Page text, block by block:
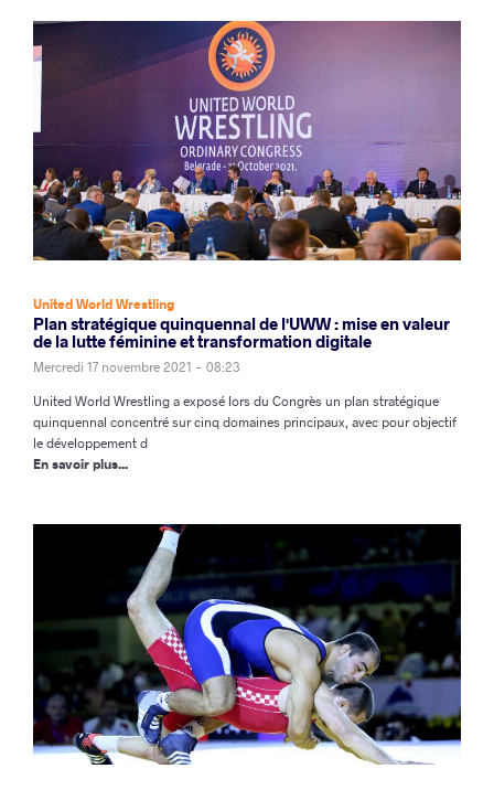
United World Wrestling
Plan stratégique quinquennal de l'UWW : mise en valeur
de la lutte féminine et transformation digitale
Mercredi 17 novembre 2021 - 08:23
United World Wrestling a exposé lors du Congrès un plan stratégique
quinquennal concentré sur cinq domaines principaux, avec pour objectif
le développement d
En savoir plus...